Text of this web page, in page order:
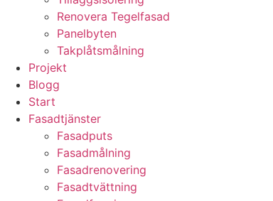
Renovera Tegelfasad
Panelbyten
Takplåtsmålning
Projekt
Blogg
Start
Fasadtjänster
Fasadputs
Fasadmålning
Fasadrenovering
Fasadtvättning